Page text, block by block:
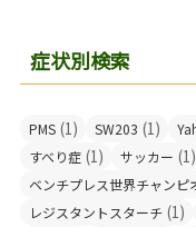
症状別検索
PMS (1) SW203 (1)
すべり症 (1) サッカー (1)
ベンチプレス世界チャンピ
レジスタントスターチ (1)